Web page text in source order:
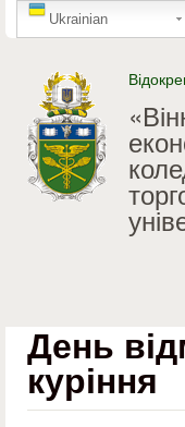
GTranslate
Ukrainian
День
куріння